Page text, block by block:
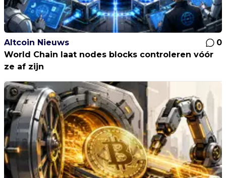
Altcoin Nieuws
0
World Chain laat nodes blocks controleren vóór
ze af zijn